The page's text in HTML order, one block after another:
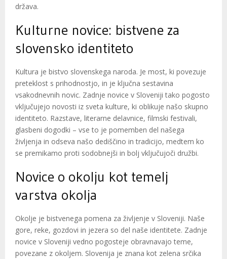
država.
Kulturne novice: bistvene za
slovensko identiteto
Kultura je bistvo slovenskega naroda. Je most, ki povezuje
preteklost s prihodnostjo, in je ključna sestavina
vsakodnevnih novic. Zadnje novice v Sloveniji tako pogosto
vključujejo novosti iz sveta kulture, ki oblikuje našo skupno
identiteto. Razstave, literarne delavnice, filmski festivali,
glasbeni dogodki – vse to je pomemben del našega
življenja in odseva našo dediščino in tradicijo, medtem ko
se premikamo proti sodobnejši in bolj vključujoči družbi.
Novice o okolju kot temelj
varstva okolja
Okolje je bistvenega pomena za življenje v Sloveniji. Naše
gore, reke, gozdovi in jezera so del naše identitete. Zadnje
novice v Sloveniji vedno pogosteje obravnavajo teme,
povezane z okoljem. Slovenija je znana kot zelena srčika